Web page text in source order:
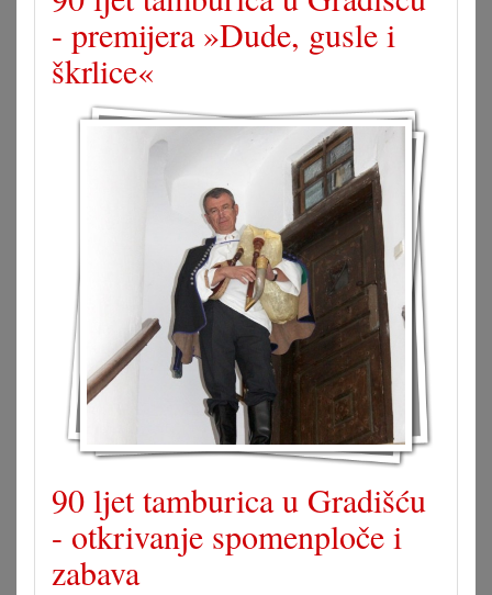
- premijera »Dude, gusle i
škrlice«
90 ljet tamburica u Gradišću
- otkrivanje spomenploče i
zabava